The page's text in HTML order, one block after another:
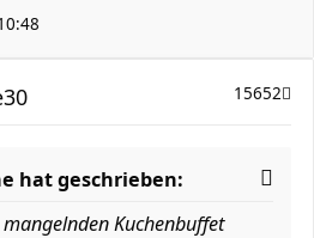
15652
hat geschrieben:
Kuchenbuffet